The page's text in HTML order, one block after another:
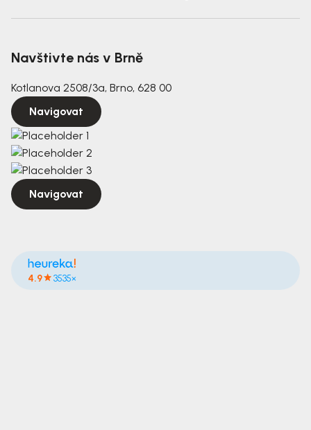
Navštivte nás v Brně
Kotlanova 2508/3a, Brno, 628 00
Navigovat
Navigovat
4.9 3535×